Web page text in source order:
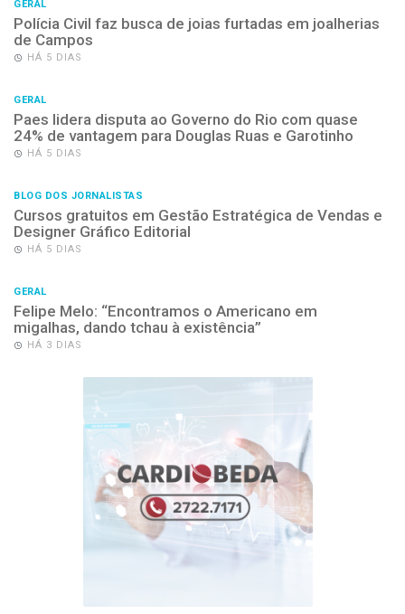
GERAL
Polícia Civil faz busca de joias furtadas em joalherias
de Campos
HÁ 5 DIAS
GERAL
Paes lidera disputa ao Governo do Rio com quase
24% de vantagem para Douglas Ruas e Garotinho
HÁ 5 DIAS
BLOG DOS JORNALISTAS
Cursos gratuitos em Gestão Estratégica de Vendas e
Designer Gráfico Editorial
HÁ 5 DIAS
GERAL
Felipe Melo: “Encontramos o Americano em
migalhas, dando tchau à existência”
HÁ 3 DIAS